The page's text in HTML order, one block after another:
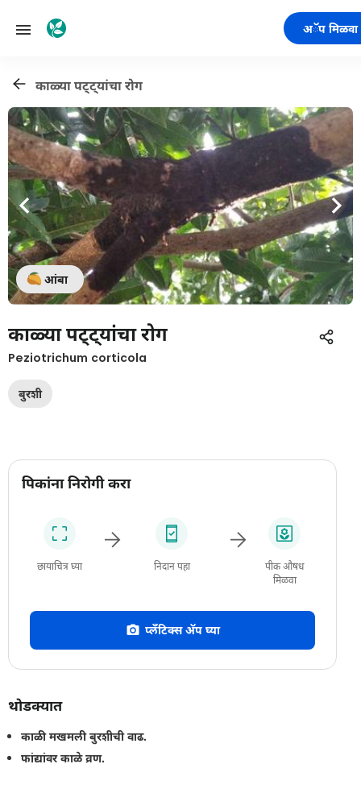
अॅप मिळवा
काळ्या पट्ट्यांचा रोग
आंबा
काळ्या पट्ट्यांचा रोग
Peziotrichum corticola
बुरशी
पिकांना निरोगी करा
छायाचित्र घ्या निदान पहा
पीक औषध
मिळवा
प्लँटिक्स अ‍ॅप घ्या
थोडक्यात
काळी मखमली बुरशीची वाढ.
फांद्यांवर काळे व्रण.